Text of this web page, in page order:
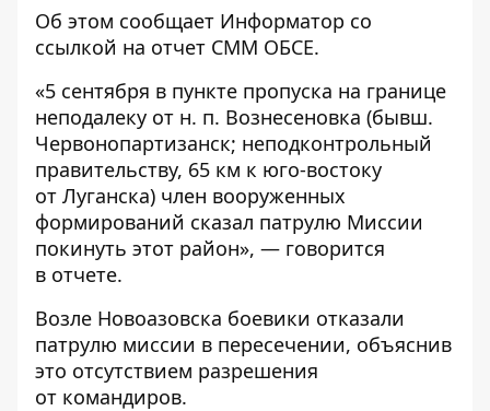
Об этом сообщает Информатор со
ссылкой на отчет CММ ОБСЕ.
«5 сентября в пункте пропуска на границе
неподалеку от н. п. Вознесеновка (бывш.
Червонопартизанск; неподконтрольный
правительству, 65 км к юго-востоку
от Луганска) член вооруженных
формирований сказал патрулю Миссии
покинуть этот район», — говорится
в отчете.
Возле Новоазовска боевики отказали
патрулю миссии в пересечении, объяснив
это отсутствием разрешения
от командиров.